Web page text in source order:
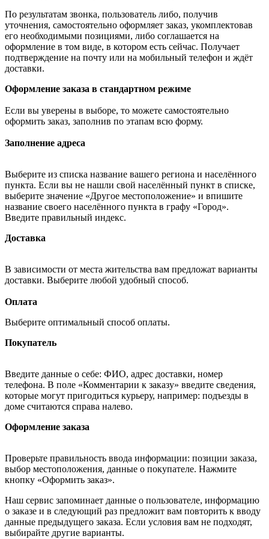
По результатам звонка, пользователь либо, получив
уточнения, самостоятельно оформляет заказ, укомплектовав
его необходимыми позициями, либо соглашается на
оформление в том виде, в котором есть сейчас. Получает
подтверждение на почту или на мобильный телефон и ждёт
доставки.
Оформление заказа в стандартном режиме
Если вы уверены в выборе, то можете самостоятельно
оформить заказ, заполнив по этапам всю форму.
Заполнение адреса
Выберите из списка название вашего региона и населённого
пункта. Если вы не нашли свой населённый пункт в списке,
выберите значение «Другое местоположение» и впишите
название своего населённого пункта в графу «Город».
Введите правильный индекс.
Доставка
В зависимости от места жительства вам предложат варианты
доставки. Выберите любой удобный способ.
Оплата
Выберите оптимальный способ оплаты.
Покупатель
Введите данные о себе: ФИО, адрес доставки, номер
телефона. В поле «Комментарии к заказу» введите сведения,
которые могут пригодиться курьеру, например: подъезды в
доме считаются справа налево.
Оформление заказа
Проверьте правильность ввода информации: позиции заказа,
выбор местоположения, данные о покупателе. Нажмите
кнопку «Оформить заказ».
Наш сервис запоминает данные о пользователе, информацию
о заказе и в следующий раз предложит вам повторить к вводу
данные предыдущего заказа. Если условия вам не подходят,
выбирайте другие варианты.